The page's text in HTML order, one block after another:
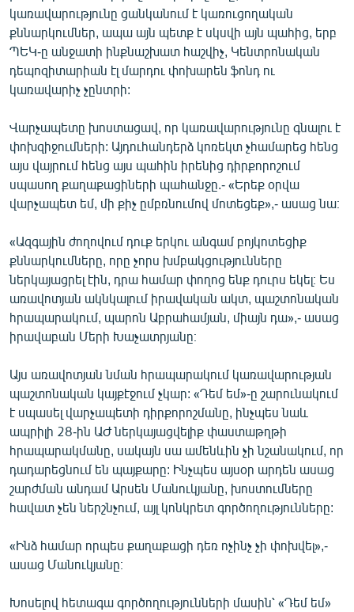
կառավարությունը ցանկանում է կառուցողական
քննարկումներ, ապա այն պետք է սկսվի այն պահից, երբ
ՊԵԿ-ը անջատի ինքնաշխատ հաշվիչ, Կենտրոնական
դեպոզիտարիան էլ մարդու փոխարեն ֆոնդ ու
կառավարիչ չընտրի:
Վարչապետը խոստացավ, որ կառավարությունը գնալու է
փոխզիջումների: Այդուհանդերձ կոռեկտ չհամարեց հենց
այս վայրում հենց այս պահին իրենից դիրքորոշում
սպասող քաղաքացիների պահանջը.- «Երեք օրվա
վարչապետ եմ, մի քիչ ըմբռնումով մոտեցեք»,- ասաց նա։
«Ազգային ժողովում դուք երկու անգամ բոյկոտեցիք
քննարկումները, որը չորս խմբակցությունները
ներկայացրել էին, դրա համար փողոց ենք դուրս եկել։ Ես
առավոտյան ակնկալում իրավական ակտ, պաշտոնական
հրապարակում, պարոն Աբրահամյան, միայն դա»,- ասաց
իրավաբան Մերի Խաչատրյանը։
Այս առավոտյան նման հրապարակում կառավարության
պաշտոնական կայքէջում չկար: «Դեմ եմ»-ը շարունակում
է սպասել վարչապետի դիրքորոշմանը, ինչպես նաև
ապրիլի 28-ին ԱԺ ներկայացվելիք փաստաթղթի
հրապարակմանը, սակայն սա ամենևին չի նշանակում, որ
դադարեցնում են պայքարը: Ինչպես այսօր արդեն ասաց
շարժման անդամ Արսեն Մանուկյանը, խոստումները
հավատ չեն ներշնչում, այլ կոնկրետ գործողությունները:
«Ինձ համար որպես քաղաքացի դեռ ոչինչ չի փոխվել»,-
ասաց Մանուկյանը։
Խոսելով հետագա գործողությունների մասին՝ «Դեմ եմ»